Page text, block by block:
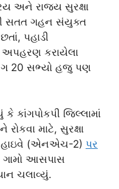
અને રાજ્ય સુરક્ષા
સતત ગહન સંયુક્ત
પહાડી
અપહરણ કરાયેલા
20 સભ્યો હજુ પણ
કાંગપોકપી જિલ્લામાં
માટે, સુરક્ષા
હાઇવે (એનએચ-2) પર
ગામો આસપાસ
ચલાવ્યું.